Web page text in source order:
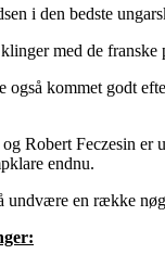
i den bedste
med de
også kommet godt
Robert Feczesin
endnu.
undvære en række